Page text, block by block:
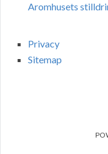
Aromhusets
Privacy
Sitemap